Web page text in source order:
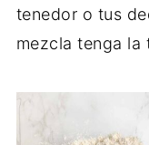
tenedor o tus
mezcla tenga la